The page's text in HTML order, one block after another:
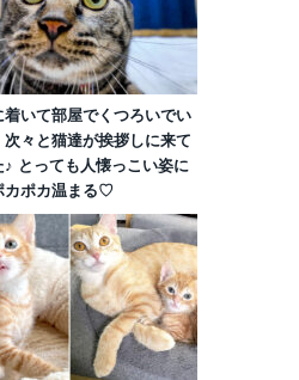
着いて部屋でくつろいでい
次々と猫達が挨拶しに来て
♪ とっても人懐っこい姿に
カポカ温まる♡